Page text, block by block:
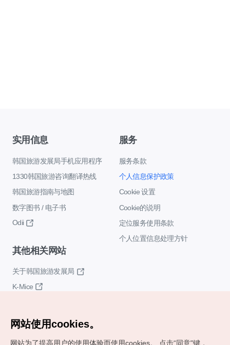
实用信息
韩国旅游发展局手机应用程序
1330韩国旅游咨询翻译热线
韩国旅游指南与地图
数字图书 / 电子书
Odii
服务
服务条款
个人信息保护政策
Cookie 设置
Cookie的说明
定位服务使用条款
个人位置信息处理方针
其他相关网站
关于韩国旅游发展局
K-Mice
网站使用cookies。
网站为了提高用户的使用体验而使用cookies。 点击“同意"键，